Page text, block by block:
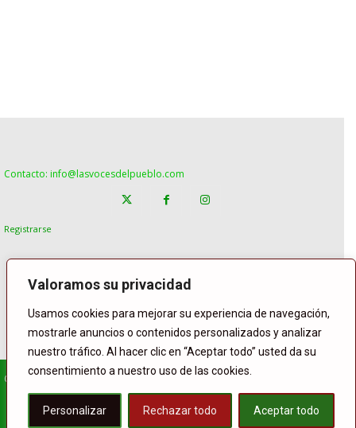
Valoramos su privacidad
Usamos cookies para mejorar su experiencia de navegación,
mostrarle anuncios o contenidos personalizados y analizar
nuestro tráfico. Al hacer clic en “Aceptar todo” usted da su
consentimiento a nuestro uso de las cookies.
Personalizar Rechazar todo Aceptar todo
Contacto: info@lasvocesdelpueblo.com
Registrarse
© Copyright Lasvocesdelpueblo
Homepage POLÍTICA ESPAÑA GENTE
INTERNACIONAL
DEPORTE
El Tiempo Lasvoces